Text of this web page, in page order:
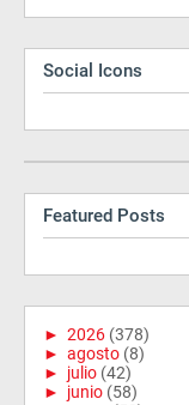
Social Icons
Featured Posts
► 2026 (378)
► agosto (8)
► julio (42)
► junio (58)